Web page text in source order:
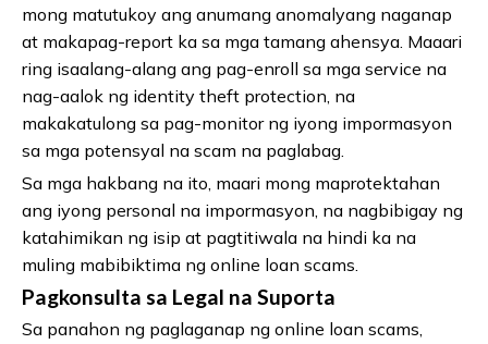
mong matutukoy ang anumang anomalyang naganap
at makapag-report ka sa mga tamang ahensya. Maaari
ring isaalang-alang ang pag-enroll sa mga service na
nag-aalok ng identity theft protection, na
makakatulong sa pag-monitor ng iyong impormasyon
sa mga potensyal na scam na paglabag.
Sa mga hakbang na ito, maari mong maprotektahan
ang iyong personal na impormasyon, na nagbibigay ng
katahimikan ng isip at pagtitiwala na hindi ka na
muling mabibiktima ng online loan scams.
Pagkonsulta sa Legal na Suporta
Sa panahon ng paglaganap ng online loan scams,